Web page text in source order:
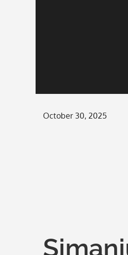
Posted
October 30, 2025